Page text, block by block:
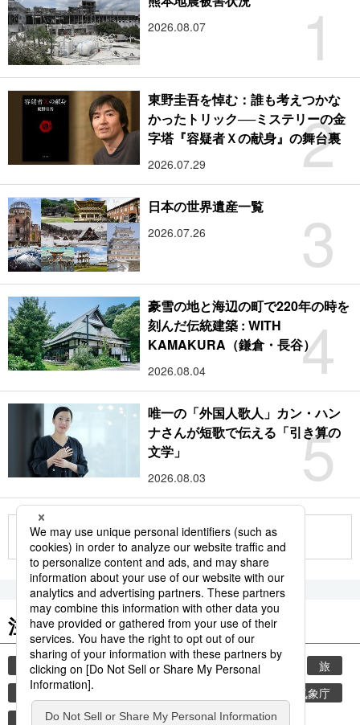
1
2026.08.07
2
東野圭吾を悼む：誰も考えつかな
かったトリック──ミステリーの金
字塔『容疑者Ｘの献身』の舞台裏
2026.07.29
3
日本の世界遺産一覧
2026.07.26
4
豪雪の地と海辺の町で220年の時を
刻んだ伝統建築 : WITH
KAMAKURA（鎌倉・長谷）
2026.08.04
5
唯一の「外国人歌人」カン・ハン
ナさんが短歌で伝える「引き算の
文学」
2026.08.03
もっと見る
注目のキーワード
共同通信ニュース 時事通信ニュース 観光
旅
環境・自然・生物
気象庁
日本茶
お茶